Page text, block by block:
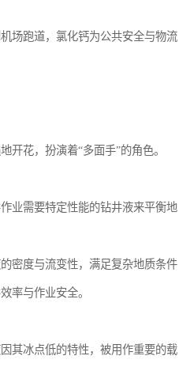
场跑道，氯化钙为公共安全与物流
开花，扮演着“多面手”的角色。
业需要特定性能的钻井液来平衡地
密度与流变性，满足复杂地质条件
率与作业安全。
其冰点低的特性，被用作重要的载